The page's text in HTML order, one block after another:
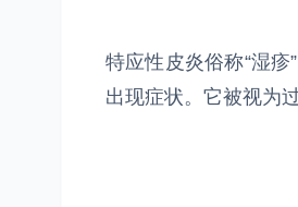
特应性皮炎俗称“湿
出现症状。它被视为